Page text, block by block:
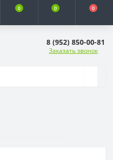
0 0 0
8 (952) 850-00-81
Заказать звонок